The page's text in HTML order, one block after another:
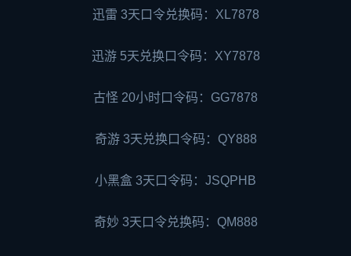
迅雷 3天口令兑换码：XL7878
迅游 5天兑换口令码：XY7878
古怪 20小时口令码：GG7878
奇游 3天兑换口令码：QY888
小黑盒 3天口令码：JSQPHB
奇妙 3天口令兑换码：QM888